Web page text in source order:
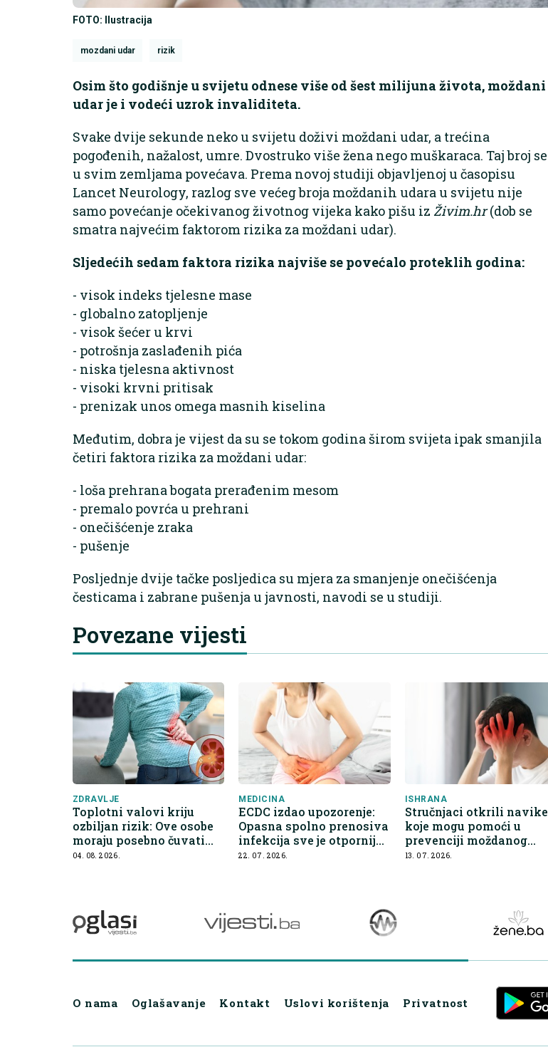
FOTO: Ilustracija
mozdani udar rizik
Osim što godišnje u svijetu odnese više od šest milijuna života, moždani
udar je i vodeći uzrok invaliditeta.
Svake dvije sekunde neko u svijetu doživi moždani udar, a trećina
pogođenih, nažalost, umre. Dvostruko više žena nego muškaraca. Taj broj se
u svim zemljama povećava. Prema novoj studiji objavljenoj u časopisu
Lancet Neurology, razlog sve većeg broja moždanih udara u svijetu nije
samo povećanje očekivanog životnog vijeka kako pišu iz Živim.hr(dob se
smatra najvećim faktorom rizika za moždani udar).
Sljedećih sedam faktora rizika najviše se povećalo proteklih godina:
- visok indeks tjelesne mase
- globalno zatopljenje
- visok šećer u krvi
- potrošnja zaslađenih pića
- niska tjelesna aktivnost
- visoki krvni pritisak
- prenizak unos omega masnih kiselina
Međutim, dobra je vijest da su se tokom godina širom svijeta ipak smanjila
četiri faktora rizika za moždani udar:
- loša prehrana bogata prerađenim mesom
- premalo povrća u prehrani
- onečišćenje zraka
- pušenje
Posljednje dvije tačke posljedica su mjera za smanjenje onečišćenja
česticama i zabrane pušenja u javnosti, navodi se u studiji.
Povezane vijesti
ZDRAVLJE
Toplotni valovi kriju
ozbiljan rizik: Ove osobe
moraju posebno čuvati
bubrege
04. 08. 2026.
MEDICINA
ECDC izdao upozorenje:
Opasna spolno prenosiva
infekcija sve je otpornija
na antibiotike u Evropi
22. 07. 2026.
ISHRANA
Stručnjaci otkrili navike
koje mogu pomoći u
prevenciji moždanog
udara
13. 07. 2026.
O nama Oglašavanje Kontakt Uslovi korištenja Privatnost